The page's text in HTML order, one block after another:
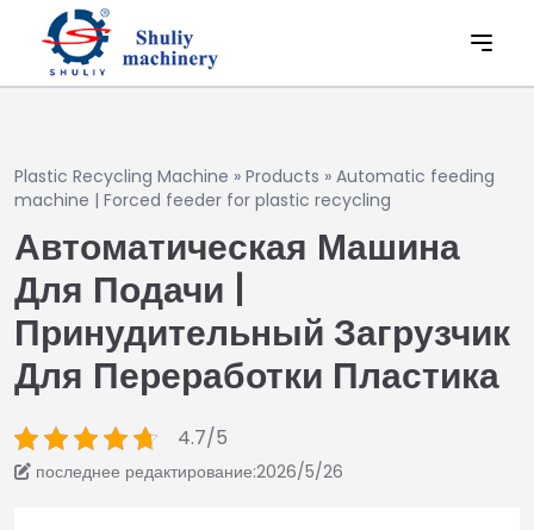
Plastic Recycling Machine » Products » Automatic feeding
machine | Forced feeder for plastic recycling
Автоматическая Машина
Для Подачи |
Принудительный Загрузчик
Для Переработки Пластика
4.7/5
последнее редактирование:2026/5/26